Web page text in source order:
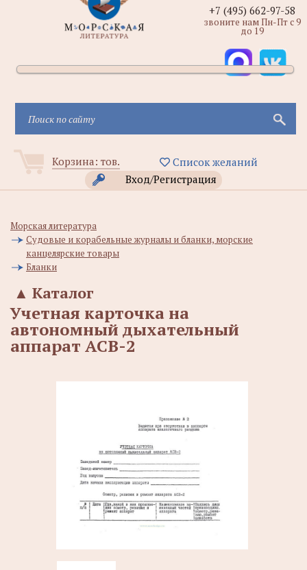
Корзина: тов.
Список желаний
Вход/Регистрация
+7 (495) 662-97-58
звоните нам Пн-Пт с 9
до 19
Морская литература
Судовые и корабельные журналы и бланки, морские
канцелярские товары
Бланки
Каталог
▲
Учетная карточка на
автономный дыхательный
аппарат АСВ-2